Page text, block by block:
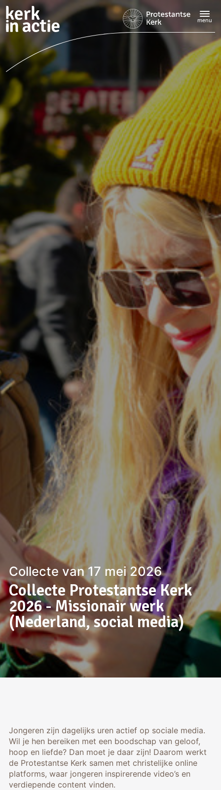
Doorgaan
naar
hoofdinhoud
menu
Collecte van 17 mei 2026
Collecte Protestantse Kerk
2026 - Missionair werk
(Nederland, social media)
Jongeren zijn dagelijks uren actief op sociale media.
Wil je hen bereiken met een boodschap van geloof,
hoop en liefde? Dan moet je daar zijn! Daarom werkt
de Protestantse Kerk samen met christelijke online
platforms, waar jongeren inspirerende video’s en
verdiepende content vinden.